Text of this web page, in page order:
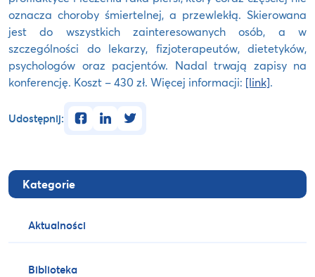
Kategorie
Aktualności
Biblioteka
oznacza choroby śmiertelnej, a przewlekłą. Skierowana
jest do wszystkich zainteresowanych osób, a w
szczególności do lekarzy, fizjoterapeutów, dietetyków,
psychologów oraz pacjentów. Nadal trwają zapisy na
konferencję. Koszt – 430 zł. Więcej informacji: [link].
Udostępnij: facebooklinkedintwitter